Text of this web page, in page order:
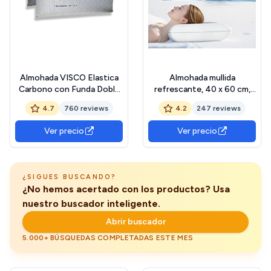
Almohada VISCO Elastica
Carbono con Funda Doble
Cara 3D Fresh (90 CM)
4.7 760 reviews
Ver precio
Almohada mullida
refrescante, 40 x 60 cm,
Almohada de Espuma con
Memoria de Forma,
Almohada ergonómica,
reposacuello OEKO-TEX
STANDARD 100
4.2 247 reviews
Ver precio
¿SIGUES BUSCANDO?
¿No hemos acertado con los productos? Usa
nuestro buscador inteligente.
Abrir buscador
5.000+ BÚSQUEDAS COMPLETADAS ESTE MES